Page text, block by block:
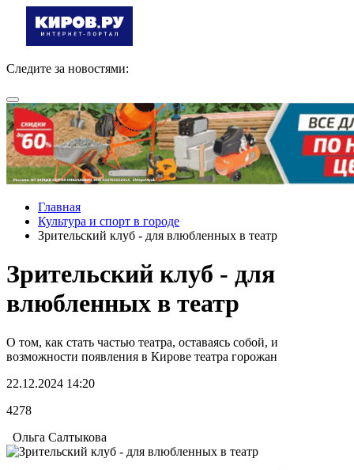
Следите за новостями:
Главная
Культура и спорт в городе
Зрительский клуб - для влюбленных в театр
Зрительский клуб - для
влюбленных в театр
О том, как стать частью театра, оставаясь собой, и
возможности появления в Кирове театра горожан
22.12.2024 14:20
4278
Ольга Салтыкова